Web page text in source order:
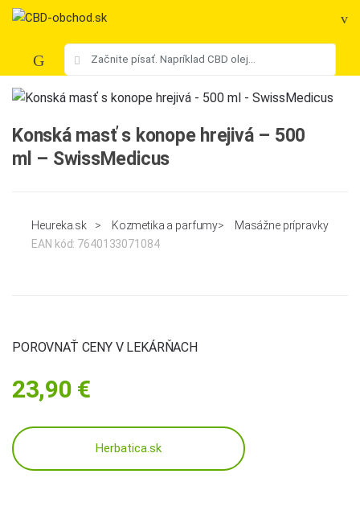
Skip
Skip
Search
for:
Konská masť s konope hrejivá – 500
ml – SwissMedicus
Heureka.sk > Kozmetika a parfumy>
Masážne prípravky
EAN kód: 7640133071084
POROVNAŤ CENY V LEKÁRŇACH
23,90 €
Herbatica.sk